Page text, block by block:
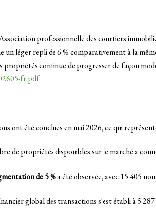
professionnelle des courtiers
un léger repli de 6 % comparativement à la
propriétés continue de progresser de façon
fr.pdf
ont été conclues en mai 2026, ce qui
de propriétés disponibles sur le marché a
de 5 %a été observée, avec 15 405
global des transactions s'est établi à 5